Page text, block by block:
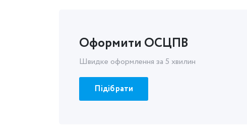
Оформити ОСЦПВ
Швидке оформлення за 5 хвилин
Підібрати